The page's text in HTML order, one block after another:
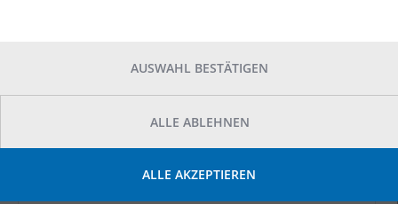
Prod.-/Lagerfläche
AUSWAHL BESTÄTIGEN
ALLE ABLEHNEN
ALLE AKZEPTIEREN